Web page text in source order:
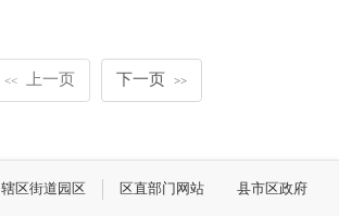
<< 上一页 下一页 >>
辖区街道园区 区直部门网站 县市区政府